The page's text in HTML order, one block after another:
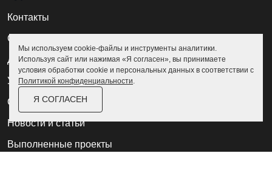
Контакты
О компании
Доставка и оплата
Услуги
Отзывы
Новости и статьи
Выполненные проекты
Мы используем cookie-файлы и инструменты аналитики.
Используя сайт или нажимая «Я согласен», вы принимаете
условия обработки cookie и персональных данных в соответствии с
Политикой конфиденциальности.
Я СОГЛАСЕН